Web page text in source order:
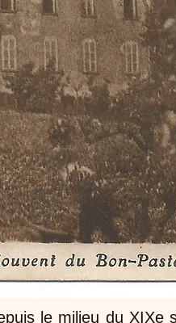
le milieu du XIXe